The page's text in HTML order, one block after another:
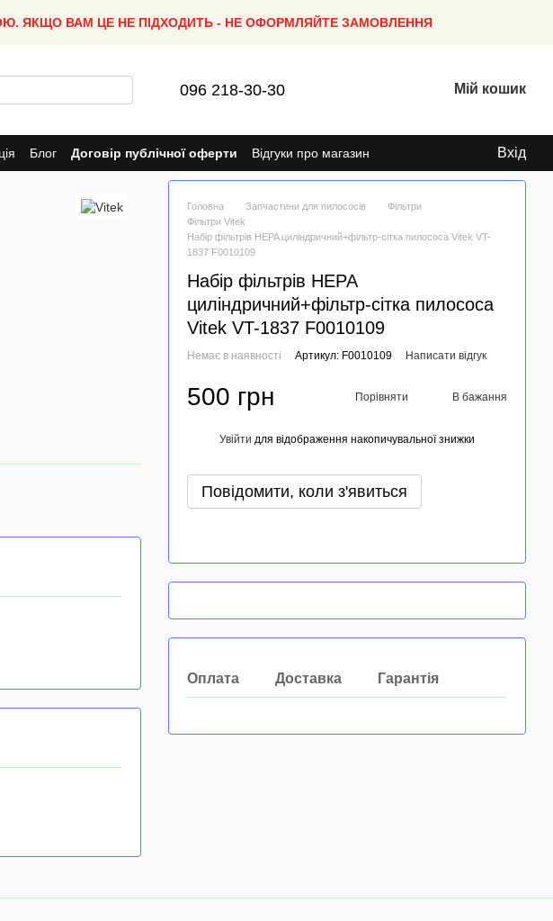
ЯКЩО ВАМ ЦЕ НЕ ПІДХОДИТЬ - НЕ ОФОРМЛЯЙТЕ ЗАМОВЛЕННЯ
096 218-30-30 Мій кошик
Блог Договір публічної оферти Відгуки про магазин Вхід
Головна Запчастини для пилососів
Фільтри
Фільтри Vitek
Набір фільтрів HEPA циліндричний+фільтр-сітка пилососа Vitek VT-
1837 F0010109
Набір фільтрів HEPA
циліндричний+фільтр-сітка пилососа
Vitek VT-1837 F0010109
Немає в наявності Артикул: F0010109 Написати відгук
500 грн Порівняти В бажання
Увійти для відображення накопичувальної знижки
Повідомити, коли з'явиться
Оплата Доставка Гарантія